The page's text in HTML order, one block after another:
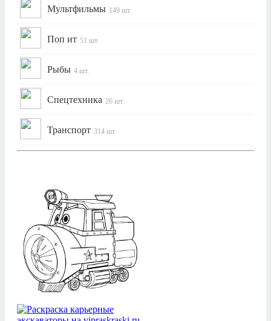
Мультфильмы 149 шт.
Поп ит 51 шт.
Рыбы 4 шт.
Спецтехника 26 шт.
Транспорт 314 шт.